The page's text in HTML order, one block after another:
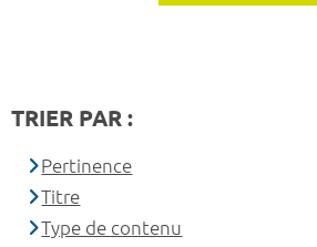
TRIER PAR :
Pertinence
Titre
Type de contenu